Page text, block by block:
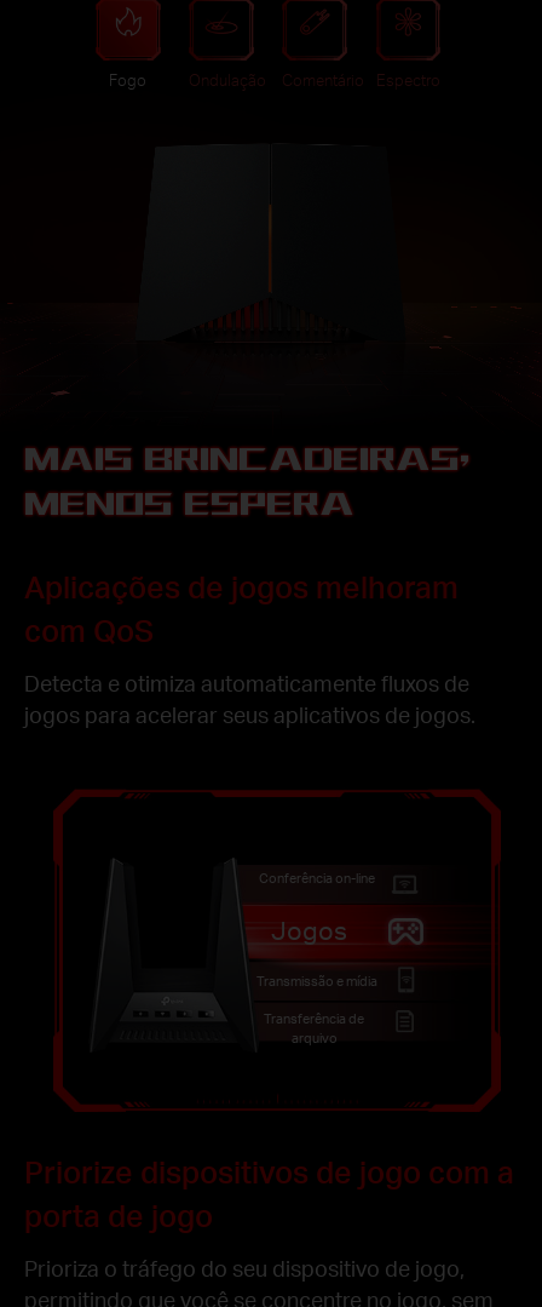
Fogo Ondulação Comentário Espectro
MAIS BRINCADEIRAS,
MENOS ESPERA
Aplicações de jogos melhoram
com QoS
Detecta e otimiza automaticamente fluxos de
jogos para acelerar seus aplicativos de jogos.
Conferência on-line
Jogos
Transmissão e mídia
Transferência de
arquivo
Priorize dispositivos de jogo com a
porta de jogo
Prioriza o tráfego do seu dispositivo de jogo,
permitindo que você se concentre no jogo, sem